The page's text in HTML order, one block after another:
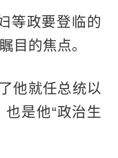
等政要登临的
目的焦点。
他就任总统以
是他“政治生